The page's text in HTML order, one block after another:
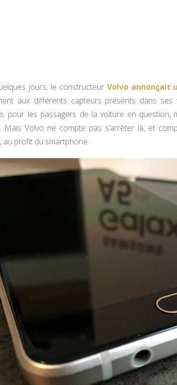
jours, le constructeur Volvo annonçait
aux différents capteurs présents dans
pour les passagers de la voiture en
Mais Volvo ne compte pas s’arrêter là, et
au profit du smartphone.